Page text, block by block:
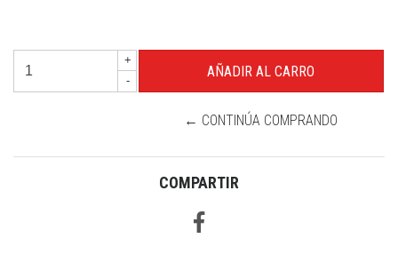
+
-
← CONTINÚA COMPRANDO
COMPARTIR